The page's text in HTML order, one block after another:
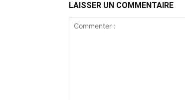
LAISSER UN COMMENTAIRE